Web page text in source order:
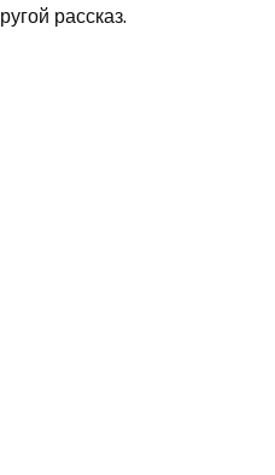
рассказ.